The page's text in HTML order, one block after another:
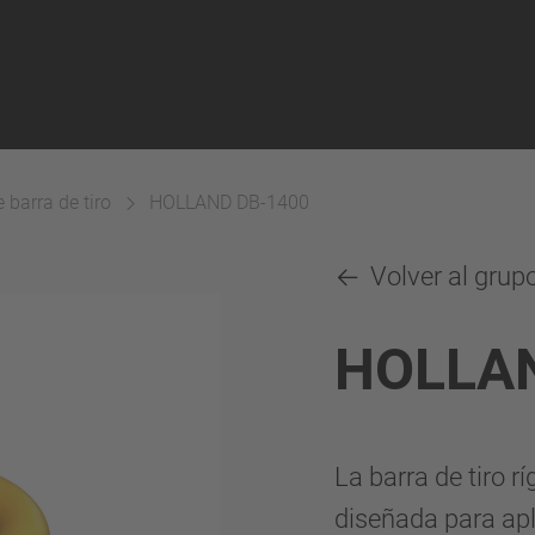
barra de tiro HOLLAND DB-1400
Volver al
La barra de tiro
diseñada para